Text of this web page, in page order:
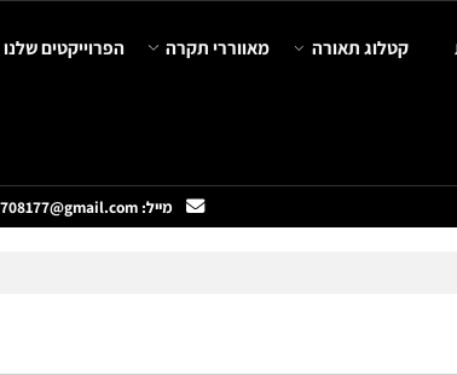
מייל: mk7708177@gmail.com
קטלוג תאורה מאווררי תקרה הפרוייקטים שלנו